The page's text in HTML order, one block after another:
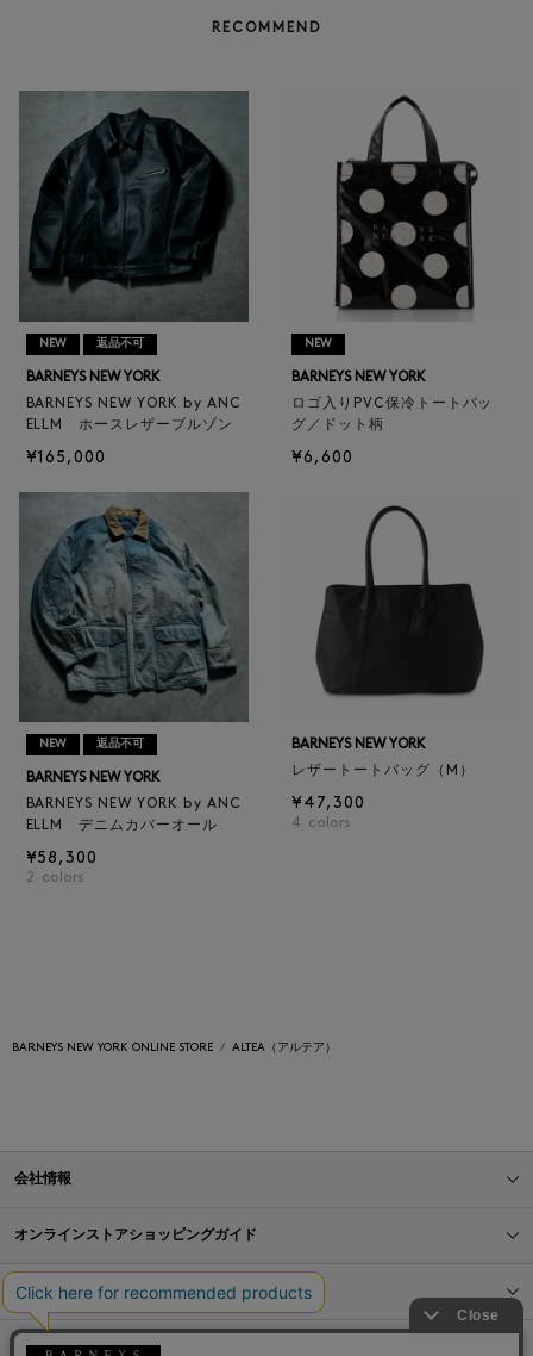
RECOMMEND
NEW 返品不可
BARNEYS NEW YORK
BARNEYS NEW YORK by ANC
ELLM ホースレザーブルゾン
¥165,000
NEW
BARNEYS NEW YORK
ロゴ入りPVC保冷トートバッ
グ／ドット柄
¥6,600
NEW 返品不可
BARNEYS NEW YORK
BARNEYS NEW YORK by ANC
ELLM デニムカバーオール
¥58,300
2 colors
BARNEYS NEW YORK
レザートートバッグ（M）
¥47,300
4 colors
BARNEYS NEW YORK ONLINE STORE ALTEA（アルテア）
会社情報
オンラインストアショッピングガイド
店舗情報
サービス